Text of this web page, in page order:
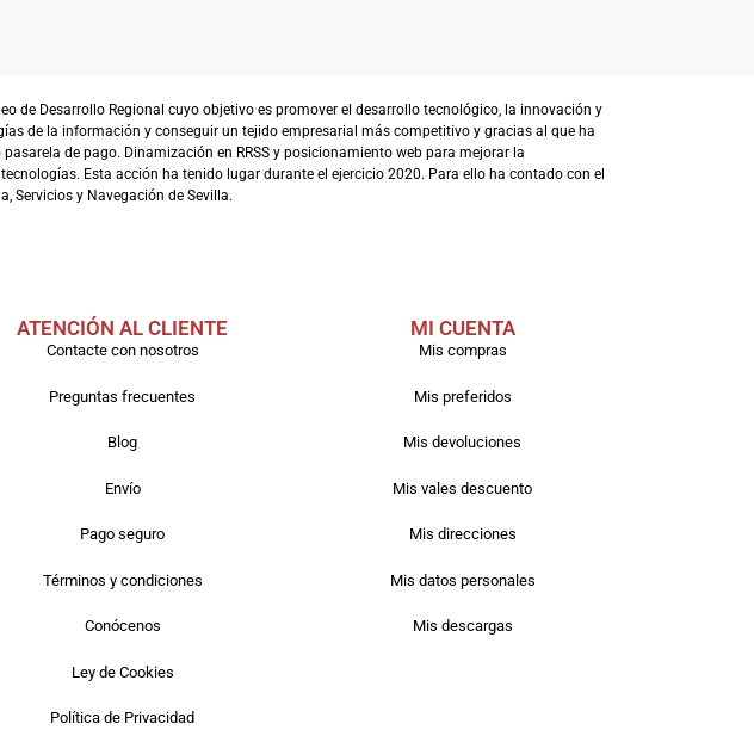
de Desarrollo Regional cuyo objetivo es promover el desarrollo tecnológico, la innovación y
de la información y conseguir un tejido empresarial más competitivo y gracias al que ha
de pago. Dinamización en RRSS y posicionamiento web para mejorar la
Esta acción ha tenido lugar durante el ejercicio 2020. Para ello ha contado con el
Servicios y Navegación de Sevilla.
ATENCIÓN AL CLIENTE
Contacte con nosotros
Preguntas frecuentes
Blog
Envío
Pago seguro
Términos y condiciones
Conócenos
Ley de Cookies
Política de Privacidad
MI CUENTA
Mis compras
Mis preferidos
Mis devoluciones
Mis vales descuento
Mis direcciones
Mis datos personales
Mis descargas